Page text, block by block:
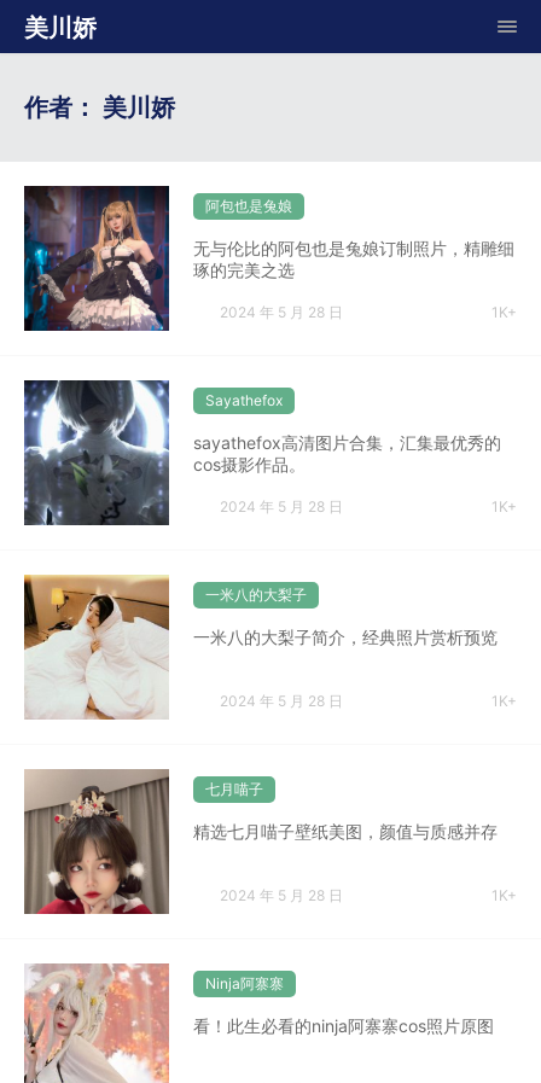
美川娇
作者： 美川娇
阿包也是兔娘
无与伦比的阿包也是兔娘订制照片，精雕细
琢的完美之选
2024 年 5 月 28 日 1K+
Sayathefox
sayathefox高清图片合集，汇集最优秀的
cos摄影作品。
2024 年 5 月 28 日 1K+
一米八的大梨子
一米八的大梨子简介，经典照片赏析预览
2024 年 5 月 28 日 1K+
七月喵子
精选七月喵子壁纸美图，颜值与质感并存
2024 年 5 月 28 日 1K+
Ninja阿寨寨
看！此生必看的ninja阿寨寨cos照片原图